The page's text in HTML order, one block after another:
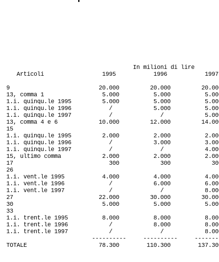
In milioni di lire
Articoli 1995 1996 1997
9 20.000 20.000
13, comma 1 5.000 5.000
1.i. quinqu.le 1995 5.000 5.000
1.i. quinqu.le 1996 / 5.000
1.i. quinqu.le 1997 / /
13, comma 4 e 6 10.000 12.000
15
1.i. quinqu.le 1995 2.000 2.000
1.i. quinqu.le 1996 / 3.000
1.i. quinqu.le 1997 / /
15, ultimo comma 2.000 2.000
17 300 300
26
1.i. vent.le 1995 4.000 4.000
1.i. vent.le 1996 / 6.000
1.i. vent.le 1997 / /
27 22.000 30.000
30 5.000 5.000
33
1.i. trent.le 1995 8.000 8.000
1.i. trent.le 1996 / 8.000
1.i. trent.le 1997 / /
---------- ----------
TOTALE 78.300 110.300